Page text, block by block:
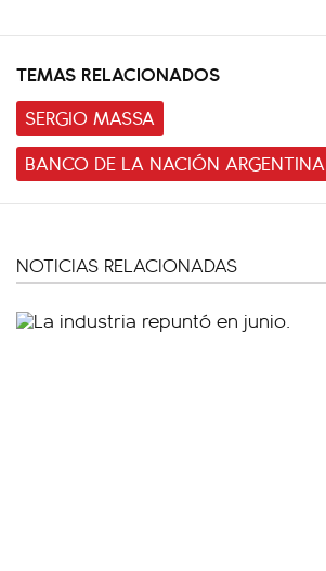
TEMAS RELACIONADOS
SERGIO MASSA
BANCO DE LA NACIÓN ARGENTINA
NOTICIAS RELACIONADAS